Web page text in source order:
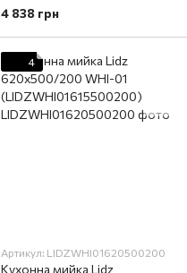
(LIDZCOL06620500200)
4 838 грн
4
Артикул: LIDZWHI01620500200
Кухонна мийка Lidz